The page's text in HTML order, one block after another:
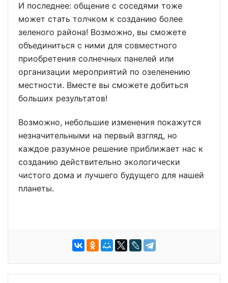
И последнее: общение с соседями тоже
может стать толчком к созданию более
зеленого района! Возможно, вы сможете
объединиться с ними для совместного
приобретения солнечных панелей или
организации мероприятий по озеленению
местности. Вместе вы сможете добиться
больших результатов!
Возможно, небольшие изменения покажутся
незначительными на первый взгляд, но
каждое разумное решение приближает нас к
созданию действительно экологически
чистого дома и лучшего будущего для нашей
планеты.